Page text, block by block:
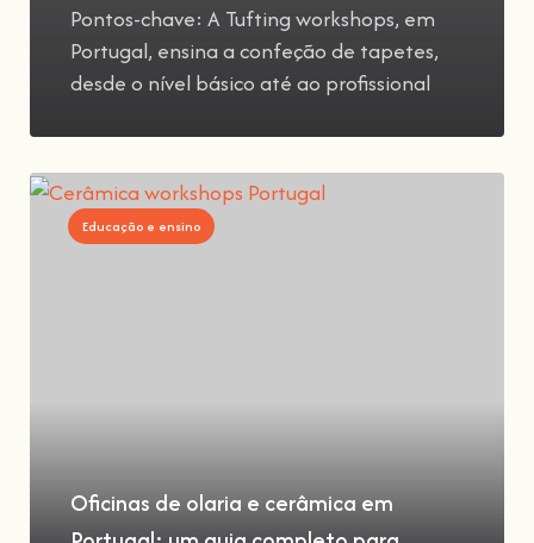
Pontos-chave: A Tufting workshops, em
Portugal, ensina a confeção de tapetes,
desde o nível básico até ao profissional
Educação e ensino
Oficinas de olaria e cerâmica em